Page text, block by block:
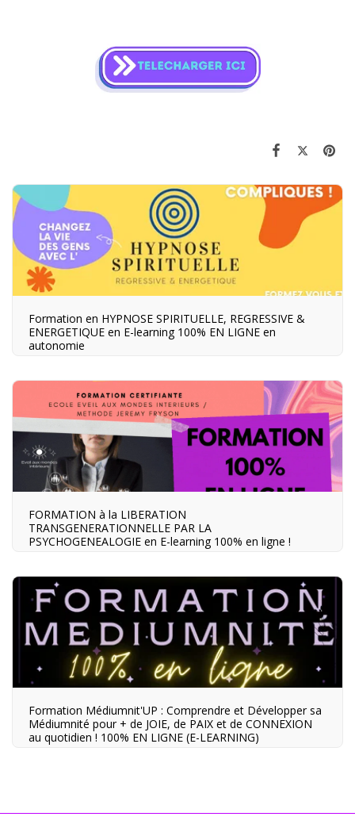
Formation en HYPNOSE SPIRITUELLE, REGRESSIVE &
ENERGETIQUE en E-learning 100% EN LIGNE en
autonomie
FORMATION à la LIBERATION
TRANSGENERATIONNELLE PAR LA
PSYCHOGENEALOGIE en E-learning 100% en ligne !
Formation Médiumnit'UP : Comprendre et Développer sa
Médiumnité pour + de JOIE, de PAIX et de CONNEXION
au quotidien ! 100% EN LIGNE (E-LEARNING)